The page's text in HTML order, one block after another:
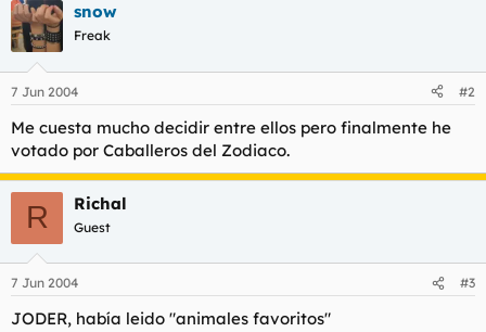
snow
Freak
7 Jun 2004 #2
Me cuesta mucho decidir entre ellos pero finalmente he
votado por Caballeros del Zodiaco.
R Richal
Guest
7 Jun 2004 #3
JODER, había leido "animales favoritos"